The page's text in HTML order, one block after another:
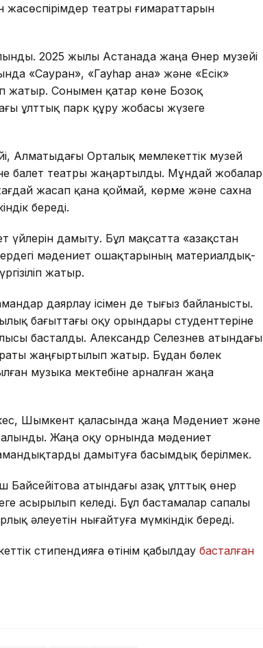
театры ғимараттарын
2025 жылы Астанада жаңа Өнер музейі
«Сауран», «Гауһар ана» және «Есік»
жатыр. Сонымен қатар көне Бозоқ
ұлттық парк құру жобасы жүзеге
Алматыдағы Орталық мемлекеттік музей
балет театры жаңартылды. Мұндай жобалар
жасап қана қоймай, көрме және сахна
береді.
үйлерін дамыту. Бұл мақсатта «Қазақстан
мәдениет ошақтарының материалдық-
жатыр.
даярлау ісімен де тығыз байланысты.
бағыттағы оқу орындары студенттеріне
басталды. Александр Селезнев атындағы
жаңғыртылып жатыр. Бұдан бөлек
музыка мектебіне арналған жаңа
Шымкент қаласында жаңа Мәдениет және
Жаңа оқу орнында мәдениет
дамытуға басымдық берілмек.
атындағы Қазақ ұлттық өнер
асырылып келеді. Бұл бастамалар сапалы
әлеуетін нығайтуға мүмкіндік береді.
стипендияға өтінім қабылдау басталған